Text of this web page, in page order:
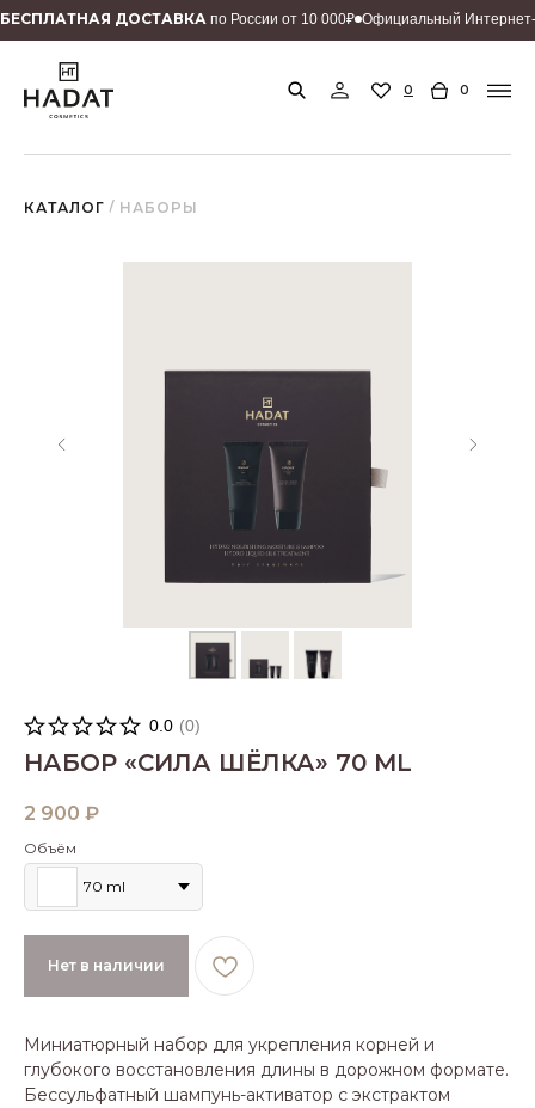
БEСПЛАТНАЯ ДОСТАВКА по России от 10 000₽ Официальный Интернет-
0
0
/ НАБОРЫ
КАТАЛОГ
0.0 (0)
НАБОР «СИЛА ШЁЛКА» 70 ML
2 900 ₽
Объём
70 ml
Нет в наличии
Миниатюрный набор для укрепления корней и
глубокого восстановления длины в дорожном формате.
Бессульфатный шампунь-активатор с экстрактом